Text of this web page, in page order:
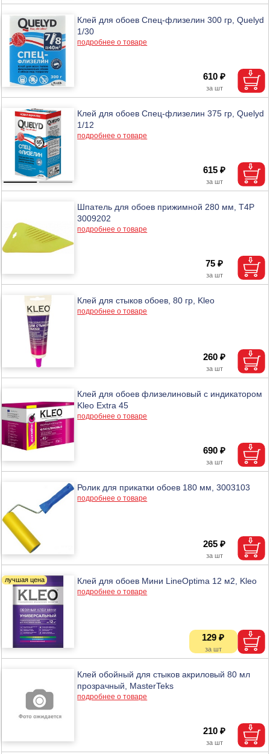
Клей для обоев Спец-флизелин 300 гр, Quelyd
1/30
подробнее о товаре
610 ₽
Клей для обоев Спец-флизелин 375 гр, Quelyd
1/12
подробнее о товаре
615 ₽
Шпатель для обоев прижимной 280 мм, T4P
3009202
подробнее о товаре
75 ₽
Клей для стыков обоев, 80 гр, Kleo
подробнее о товаре
260 ₽
Клей для обоев флизелиновый с индикатором
Kleo Extra 45
подробнее о товаре
690 ₽
Ролик для прикатки обоев 180 мм, 3003103
подробнее о товаре
265 ₽
Клей для обоев Мини LineOptima 12 м2, Kleo
подробнее о товаре
129 ₽
Клей обойный для стыков акриловый 80 мл
прозрачный, MasterTeks
подробнее о товаре
210 ₽